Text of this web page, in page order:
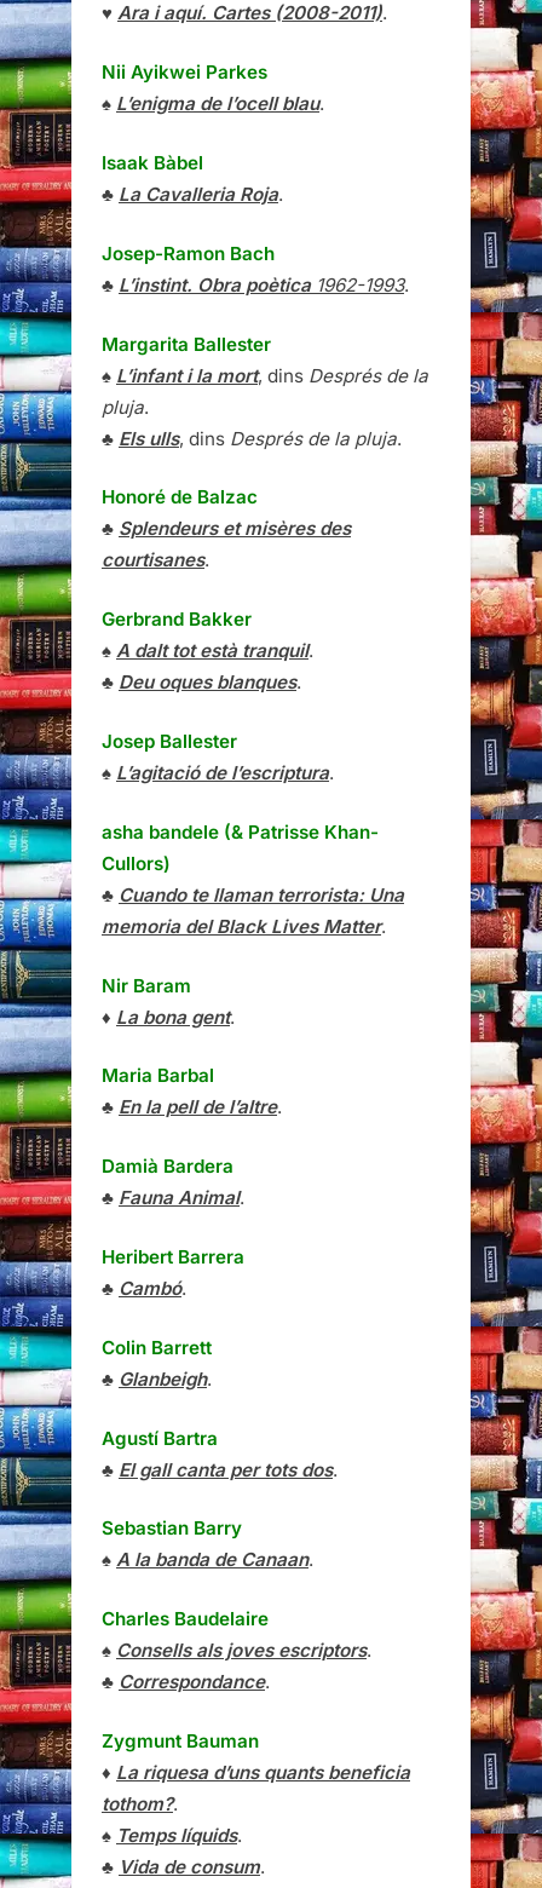
♥ Ara i aquí. Cartes (2008-2011).
Nii Ayikwei Parkes
♠ L’enigma de l’ocell blau.
Isaak Bàbel
♣ La Cavalleria Roja.
Josep-Ramon Bach
♣ L’instint. Obra poètica1962-1993.
Margarita Ballester
♠ L’infant i la mort, dins Després de la
pluja.
♣ Els ulls, dins Després de la pluja.
Honoré de Balzac
♣ Splendeurs et misères des
courtisanes.
Gerbrand Bakker
♠ A dalt tot està tranquil.
♣ Deu oques blanques.
Josep Ballester
♠ L’agitació de l’escriptura.
asha bandele (& Patrisse Khan-
Cullors)
♣ Cuando te llaman terrorista: Una
memoria del Black Lives Matter.
Nir Baram
♦ La bona gent.
Maria Barbal
♣ En la pell de l’altre.
Damià Bardera
♣ Fauna Animal.
Heribert Barrera
♣ Cambó.
Colin Barrett
♣ Glanbeigh.
Agustí Bartra
♣ El gall canta per tots dos.
Sebastian Barry
♠ A la banda de Canaan.
Charles Baudelaire
♠ Consells als joves escriptors.
♣ Correspondance.
Zygmunt Bauman
♦ La riquesa d’uns quants beneficia
tothom?.
♠ Temps líquids.
♣ Vida de consum.